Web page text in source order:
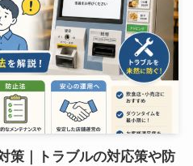
策｜トラブルの対応策や防